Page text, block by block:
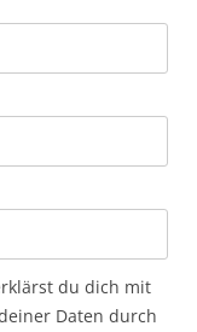
du dich mit
Daten durch